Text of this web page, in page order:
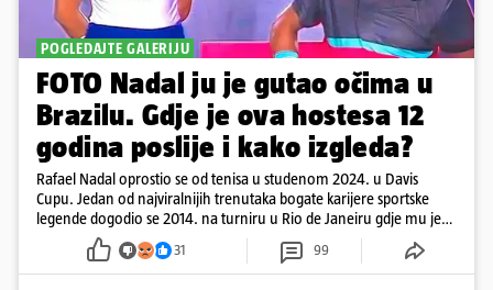
POGLEDAJTE GALERIJU
FOTO Nadal ju je gutao očima u
Brazilu. Gdje je ova hostesa 12
godina poslije i kako izgleda?
Rafael Nadal oprostio se od tenisa u studenom 2024. u Davis
Cupu. Jedan od najviralnijih trenutaka bogate karijere sportske
legende dogodio se 2014. na turniru u Rio de Janeiru gdje mu je
pažnju odvlačila ljepotica iza klupe
31 99